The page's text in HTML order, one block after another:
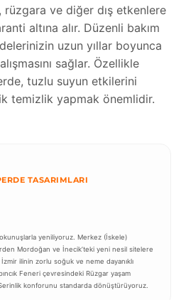
ve diğer dış etkenlere
altına alır. Düzenli bakım
uzun yıllar boyunca
sağlar. Özellikle
tuzlu suyun etkilerini
temizlik yapmak önemlidir.
TASARIMLARI
yeniliyoruz. Merkez (İskele)
Mordoğan ve İnecik’teki yeni nesil sitelere
İzmir ilinin zorlu soğuk ve neme dayanıklı
Feneri çevresindeki Rüzgar yaşam
konforunu standarda dönüştürüyoruz.